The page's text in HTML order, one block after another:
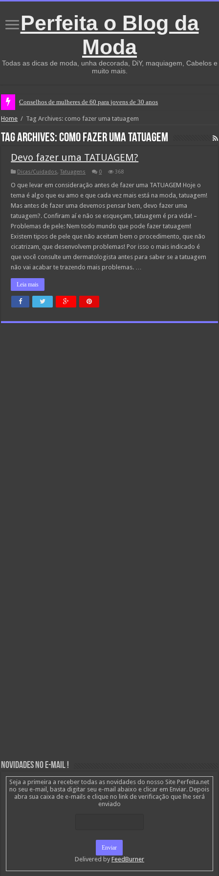
Perfeita o Blog da
Moda
Todas as dicas de moda, unha decorada, DiY, maquiagem, Cabelos e
muito mais.
Conselhos de mulheres de 60 para jovens de 30 anos
Home / Tag Archives: como fazer uma tatuagem
Tag Archives:como fazer uma tatuagem
Devo fazer uma TATUAGEM?
Dicas/Cuidados,Tatuagens 0 368
O que levar em consideração antes de fazer uma TATUAGEM Hoje o
tema é algo que eu amo e que cada vez mais está na moda, tatuagem!
Mas antes de fazer uma devemos pensar bem, devo fazer uma
tatuagem?. Confiram aí e não se esqueçam, tatuagem é pra vida! –
Problemas de pele: Nem todo mundo que pode fazer tatuagem!
Existem tipos de pele que não aceitam bem o procedimento, que não
cicatrizam, que desenvolvem problemas! Por isso o mais indicado é
que você consulte um dermatologista antes para saber se a tatuagem
não vai acabar te trazendo mais problemas. …
Leia mais
Novidades no E-mail !
Seja a primeira a receber todas as novidades do nosso Site Perfeita.net
no seu e-mail, basta digitar seu e-mail abaixo e clicar em Enviar. Depois
abra sua caixa de e-mails e clique no link de verificação que lhe será
enviado
Delivered by FeedBurner